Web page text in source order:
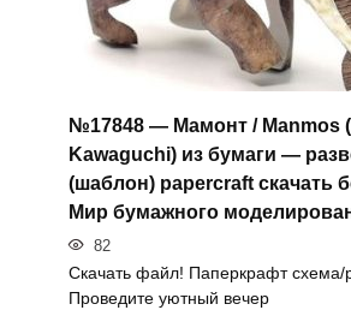
№17848 — Мамонт / Manmos
Kawaguchi) из бумаги —
(шаблон) papercraft скачать
Мир бумажного
82
Скачать файл! Паперкрафт схема/
Проведите уютный вечер